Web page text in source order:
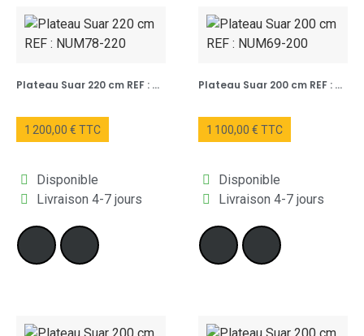
Plateau Suar 220 cm REF : NUM78-220
1 200,00 € TTC
Disponible
Livraison 4-7 jours
Plateau Suar 200 cm REF : NUM69-200
1 100,00 € TTC
Disponible
Livraison 4-7 jours